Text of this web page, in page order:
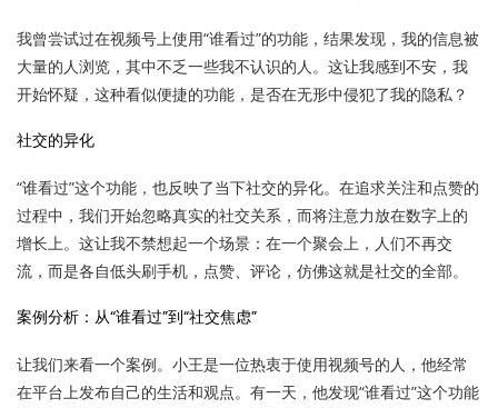
我曾尝试过在视频号上使用“谁看过”的功能，结果发现，我的信息被
大量的人浏览，其中不乏一些我不认识的人。这让我感到不安，我
开始怀疑，这种看似便捷的功能，是否在无形中侵犯了我的隐私？
社交的异化
“谁看过”这个功能，也反映了当下社交的异化。在追求关注和点赞的
过程中，我们开始忽略真实的社交关系，而将注意力放在数字上的
增长上。这让我不禁想起一个场景：在一个聚会上，人们不再交
流，而是各自低头刷手机，点赞、评论，仿佛这就是社交的全部。
案例分析：从“谁看过”到“社交焦虑”
让我们来看一个案例。小王是一位热衷于使用视频号的人，他经常
在平台上发布自己的生活和观点。有一天，他发现“谁看过”这个功能